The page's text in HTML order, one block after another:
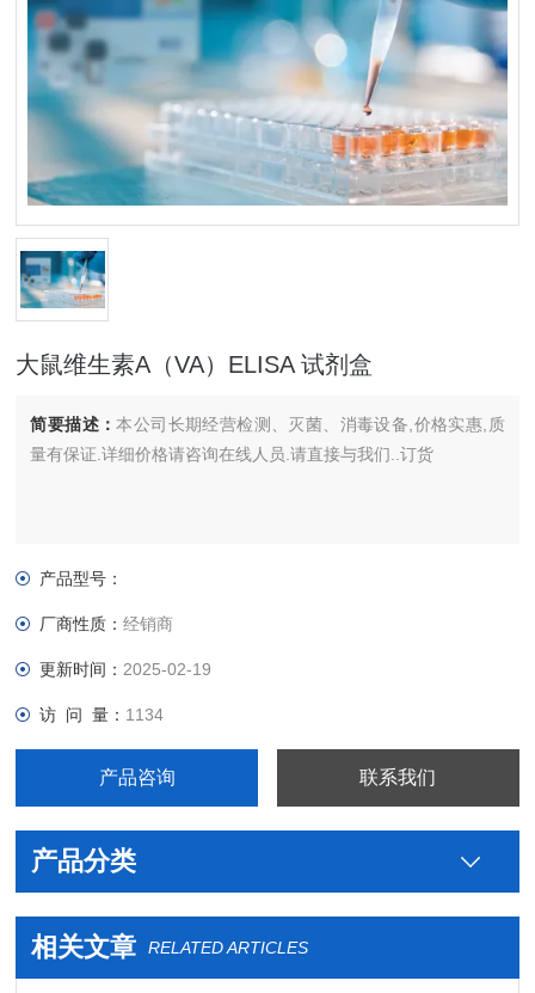
大鼠维生素A（VA）ELISA 试剂盒
简要描述：本公司长期经营检测、灭菌、消毒设备,价格实惠,质
量有保证.详细价格请咨询在线人员.请直接与我们..订货
产品型号：
厂商性质：经销商
更新时间： 2025-02-19
访 问 量： 1134
产品咨询 联系我们
产品分类
相关文章 RELATED ARTICLES